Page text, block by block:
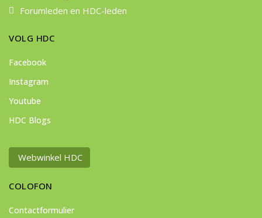
Forumleden en HDC-leden
VOLG HDC
Facebook
Instagram
Youtube
HDC Blogs
Webwinkel HDC
COLOFON
Contactformulier